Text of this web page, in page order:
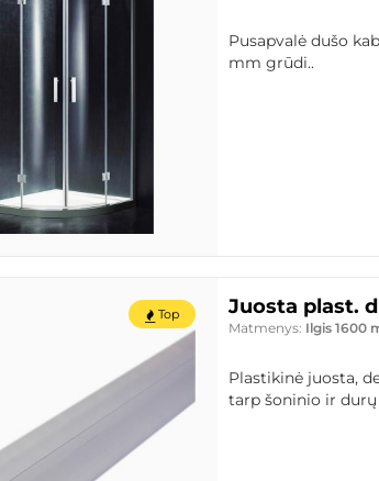
Pusapvalė dušo
mm grūdi..
Top Juosta plast.
Matmenys: Ilgis 1600
Plastikinė juosta,
tarp šoninio ir durų